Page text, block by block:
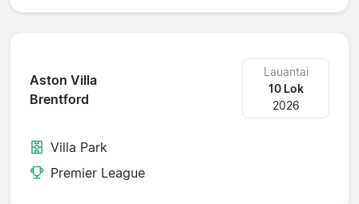
Aston Villa
Brentford
Lauantai
10 Lok
2026
Villa Park
Premier League